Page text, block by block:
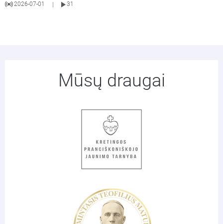
2026-07-01 31
Mūsų draugai